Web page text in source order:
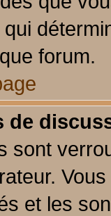
forum.
de
sont
et les